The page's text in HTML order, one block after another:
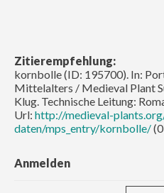
Zitierempfehlung:
kornbolle (ID: 195700). In:
Mittelalters / Medieval Plant
Klug. Technische Leitung:
Url: http://medieval-
daten/mps_entry/kornbolle/
Anmelden